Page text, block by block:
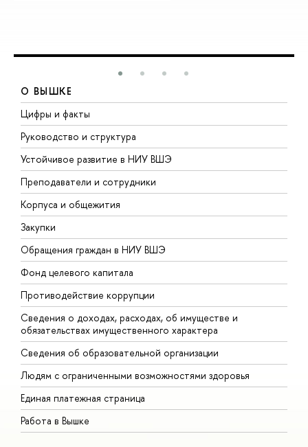
О ВЫШКЕ
Цифры и факты
Руководство и структура
Устойчивое развитие в НИУ ВШЭ
Преподаватели и сотрудники
Корпуса и общежития
Закупки
Обращения граждан в НИУ ВШЭ
Фонд целевого капитала
Противодействие коррупции
Сведения о доходах, расходах, об имуществе и
обязательствах имущественного характера
Сведения об образовательной организации
Людям с ограниченными возможностями здоровья
Единая платежная страница
Работа в Вышке